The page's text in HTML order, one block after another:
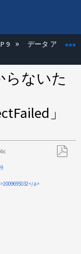
りたたむ
9 データ アクセス
らないた
」
a>